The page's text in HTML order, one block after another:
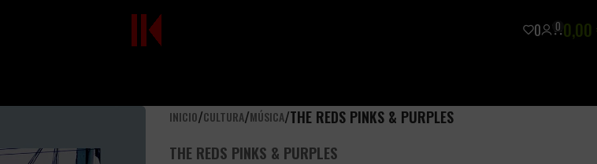
0 0 0,00
INICIO/CULTURA/MÚSICA/THE REDS PINKS & PURPLES
THE REDS PINKS & PURPLES